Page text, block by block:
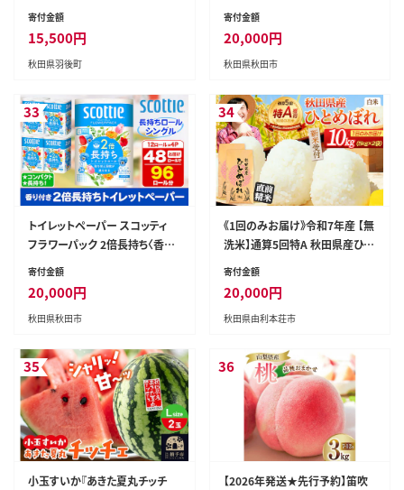
[藤原商店]【 米 お米 白米 精米
あきたこまち アキタコマチ 美味
しい 秋田 羽後 】
寄付金額
15,500円
秋田県羽後町
付〉12ロール(ダブル)×4パック
新生活 [トイレットペーパー]
寄付金額
20,000円
秋田県秋田市
33
トイレットペーパー スコッティ
フラワーパック 2倍長持ち〈香り
付〉12ロール(シングル)×4パッ
ク 新生活 [トイレットペーパー]
寄付金額
20,000円
秋田県秋田市
34
《1回のみお届け》令和7年産 【無
洗米】通算5回特A 秋田県産ひと
めぼれ 10kg(5kg×2袋) 配送時
期選べる お米 米 こめ 藤岡農産
[米 無洗米 白米 特A 精米 秋田
県 東北 お米 ひとめぼれ 小袋 小
すめ お届け時期選べる]
寄付金額
20,000円
秋田県由利本荘市
35
小玉すいか『あきた夏丸チッチ
36
【2026年発送★先行予約】笛吹